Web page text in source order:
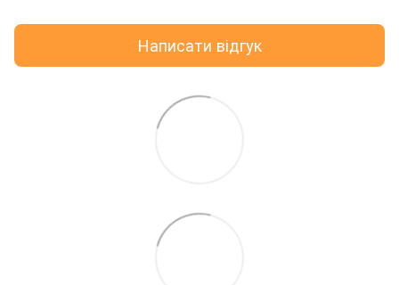
Написати відгук